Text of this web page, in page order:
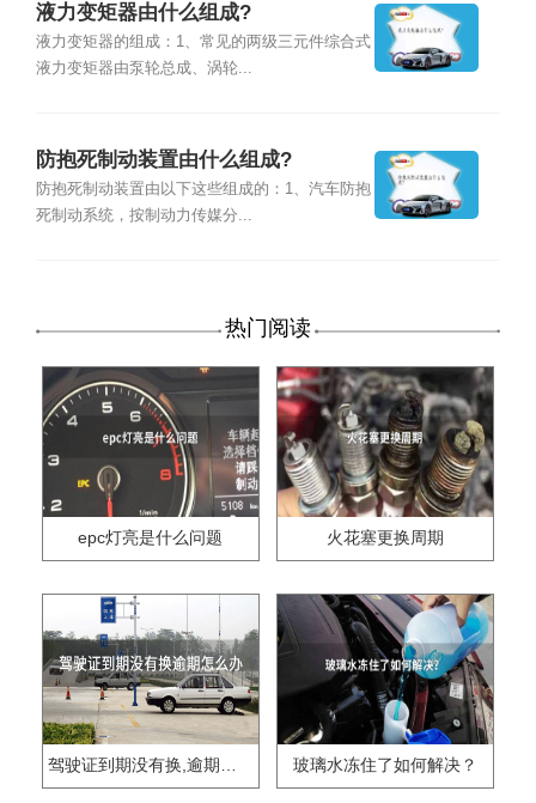
液力变矩器由什么组成?
液力变矩器的组成：1、常见的两级三元件综合式
液力变矩器由泵轮总成、涡轮...
防抱死制动装置由什么组成?
防抱死制动装置由以下这些组成的：1、汽车防抱
死制动系统，按制动力传媒分...
热门阅读
epc灯亮是什么问题 火花塞更换周期
驾驶证到期没有换,逾期怎么办?? 玻璃水冻住了如何解决？